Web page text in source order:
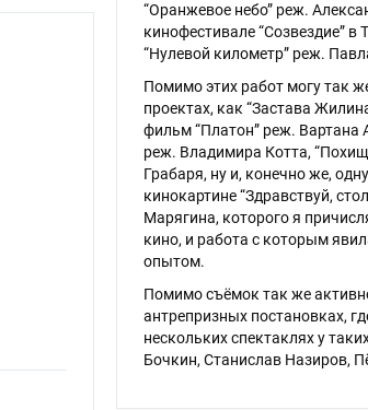
“Оранжевое небо” реж.
кинофестивале “Созвездие” в
“Нулевой километр” реж.
Помимо этих работ могу так
проектах, как “Застава
фильм “Платон” реж. Вартана
реж. Владимира Котта,
Грабаря, ну и, конечно же,
кинокартине “Здравствуй,
Марягина, которого я
кино, и работа с которым
опытом.
Помимо съёмок так же
антрепризных постановках,
нескольких спектаклях у
Бочкин, Станислав Назиров,